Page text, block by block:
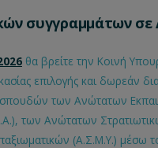
συγγραμμάτων
θα βρείτε την Κοινή
επιλογής και δωρεάν
των Ανώτατων
των Ανώτατων
(Α.Σ.Μ.Υ.) μέσω